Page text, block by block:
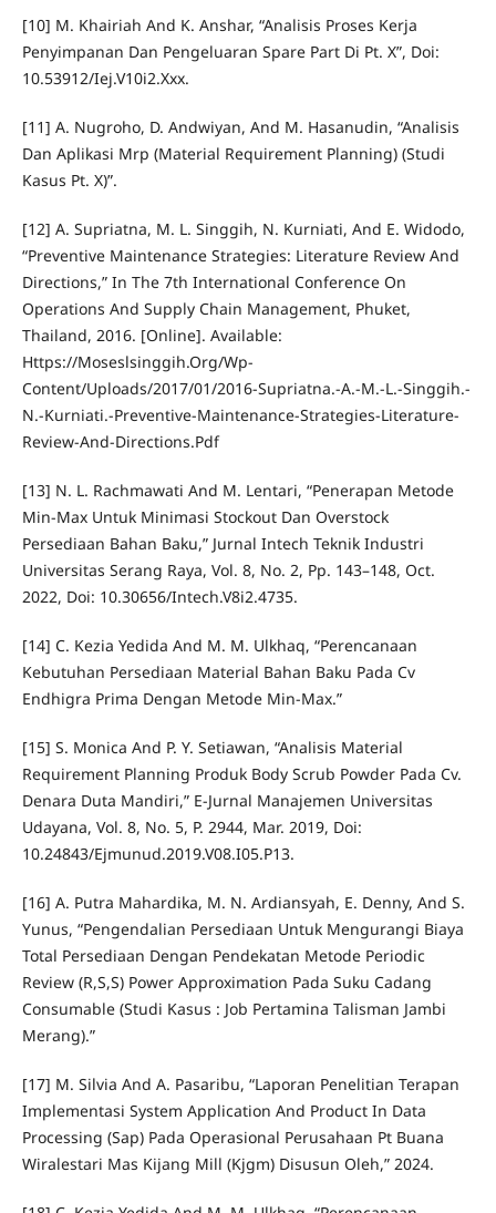
[10] M. Khairiah And K. Anshar, “Analisis Proses Kerja
Penyimpanan Dan Pengeluaran Spare Part Di Pt. X”, Doi:
10.53912/Iej.V10i2.Xxx.
[11] A. Nugroho, D. Andwiyan, And M. Hasanudin, “Analisis
Dan Aplikasi Mrp (Material Requirement Planning) (Studi
Kasus Pt. X)”.
[12] A. Supriatna, M. L. Singgih, N. Kurniati, And E. Widodo,
“Preventive Maintenance Strategies: Literature Review And
Directions,” In The 7th International Conference On
Operations And Supply Chain Management, Phuket,
Thailand, 2016. [Online]. Available:
Https://Moseslsinggih.Org/Wp-
Content/Uploads/2017/01/2016-Supriatna.-A.-M.-L.-Singgih.-
N.-Kurniati.-Preventive-Maintenance-Strategies-Literature-
Review-And-Directions.Pdf
[13] N. L. Rachmawati And M. Lentari, “Penerapan Metode
Min-Max Untuk Minimasi Stockout Dan Overstock
Persediaan Bahan Baku,” Jurnal Intech Teknik Industri
Universitas Serang Raya, Vol. 8, No. 2, Pp. 143–148, Oct.
2022, Doi: 10.30656/Intech.V8i2.4735.
[14] C. Kezia Yedida And M. M. Ulkhaq, “Perencanaan
Kebutuhan Persediaan Material Bahan Baku Pada Cv
Endhigra Prima Dengan Metode Min-Max.”
[15] S. Monica And P. Y. Setiawan, “Analisis Material
Requirement Planning Produk Body Scrub Powder Pada Cv.
Denara Duta Mandiri,” E-Jurnal Manajemen Universitas
Udayana, Vol. 8, No. 5, P. 2944, Mar. 2019, Doi:
10.24843/Ejmunud.2019.V08.I05.P13.
[16] A. Putra Mahardika, M. N. Ardiansyah, E. Denny, And S.
Yunus, “Pengendalian Persediaan Untuk Mengurangi Biaya
Total Persediaan Dengan Pendekatan Metode Periodic
Review (R,S,S) Power Approximation Pada Suku Cadang
Consumable (Studi Kasus : Job Pertamina Talisman Jambi
Merang).”
[17] M. Silvia And A. Pasaribu, “Laporan Penelitian Terapan
Implementasi System Application And Product In Data
Processing (Sap) Pada Operasional Perusahaan Pt Buana
Wiralestari Mas Kijang Mill (Kjgm) Disusun Oleh,” 2024.